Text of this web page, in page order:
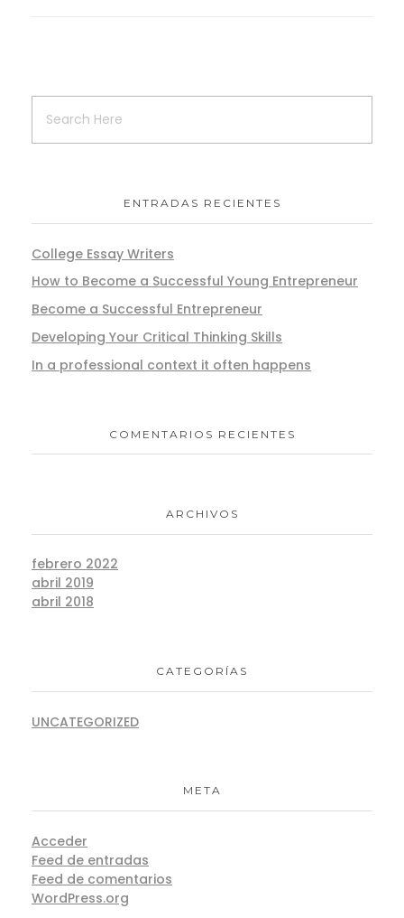
ENTRADAS RECIENTES
College Essay Writers
How to Become a Successful Young Entrepreneur
Become a Successful Entrepreneur
Developing Your Critical Thinking Skills
In a professional context it often happens
COMENTARIOS RECIENTES
ARCHIVOS
febrero 2022
abril 2019
abril 2018
CATEGORÍAS
UNCATEGORIZED
META
Acceder
Feed de entradas
Feed de comentarios
WordPress.org